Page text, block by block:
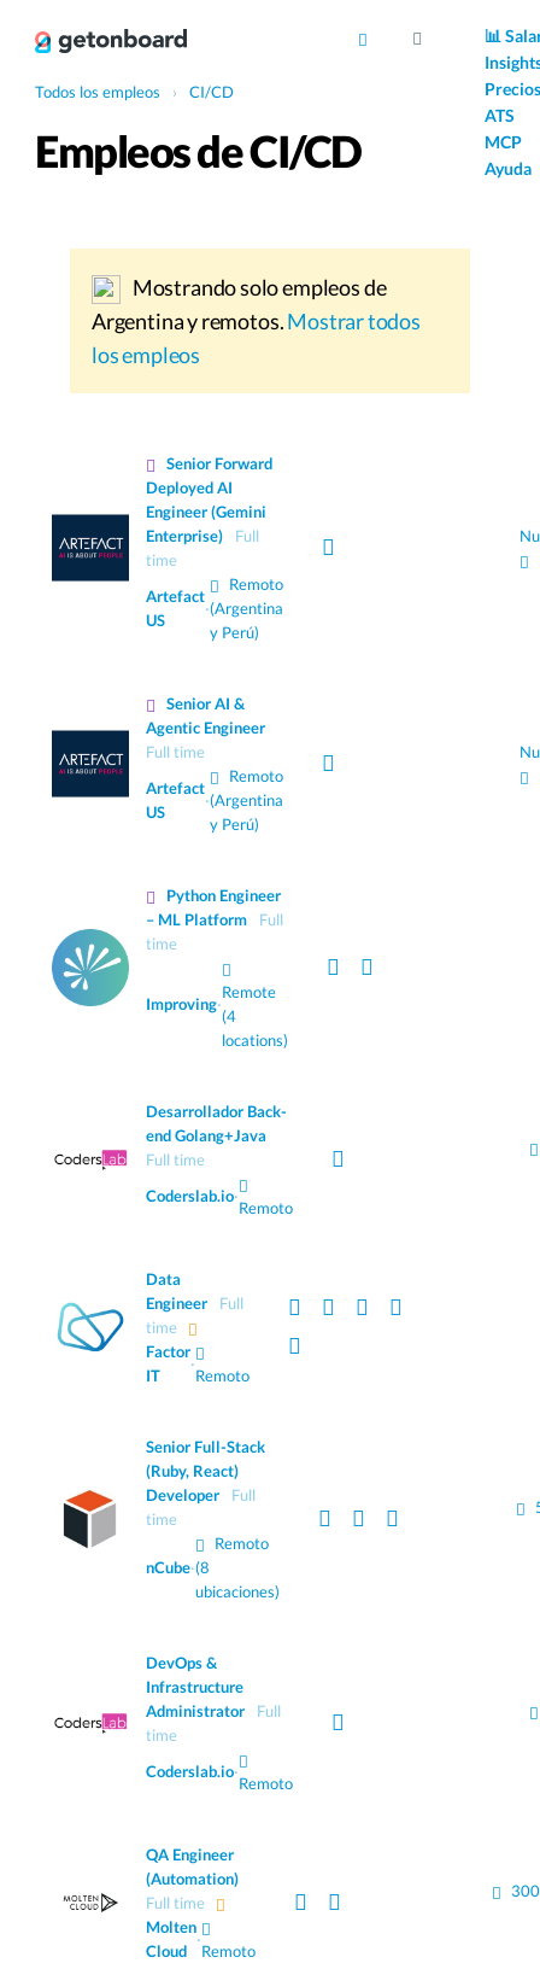
📊
Precios
ATS
MCP
Ayuda
Todos los empleos › CI/CD
Empleos de CI/CD
Mostrando solo empleos de
Argentina y remotos.Mostrar todos
los empleos
Senior Forward
Deployed AI
Engineer (Gemini
Enterprise)
Full
time
Artefact
US
·
Remoto
(Argentina
y Perú)
Senior AI &
Agentic Engineer
Full time
Artefact
US
·
Remoto
(Argentina
y Perú)
Python Engineer
– ML Platform
Full
time
Improving·
Remote
(4
locations)
Desarrollador Back-
end Golang+Java
Full time
Coderslab.io·
Remoto
Data
Engineer
Full
time
Factor
IT
·
Remoto
Senior Full-Stack
(Ruby, React)
Developer
Full
time
nCube·
Remoto
(8
ubicaciones)
DevOps &
Infrastructure
Administrator
Full
time
Coderslab.io·
Remoto
QA Engineer
(Automation)
Full time
Molten
Cloud
·
Remoto